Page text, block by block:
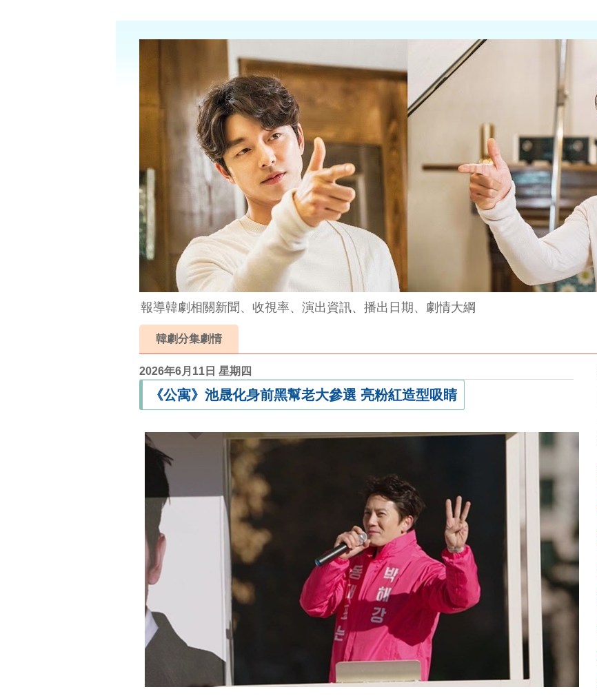
報導韓劇相關新聞、收視率、演出資訊、播出日期、劇情大綱
韓劇分集劇情
2026年6月11日 星期四
《公寓》池晟化身前黑幫老大參選 亮粉紅造型吸睛